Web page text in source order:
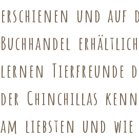
erschienen und auf
Buchhandel
lernen Tierfreunde
der Chinchillas
am liebsten und